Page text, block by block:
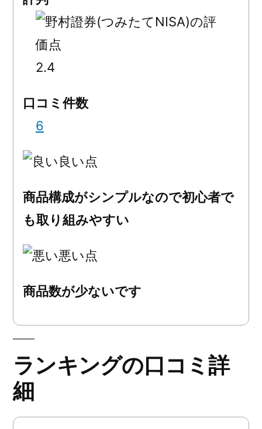
2.4
口コミ件数
6
良い点
商品構成がシンプルなので初心者で
も取り組みやすい
悪い点
商品数が少ないです
ランキングの口コミ詳
細